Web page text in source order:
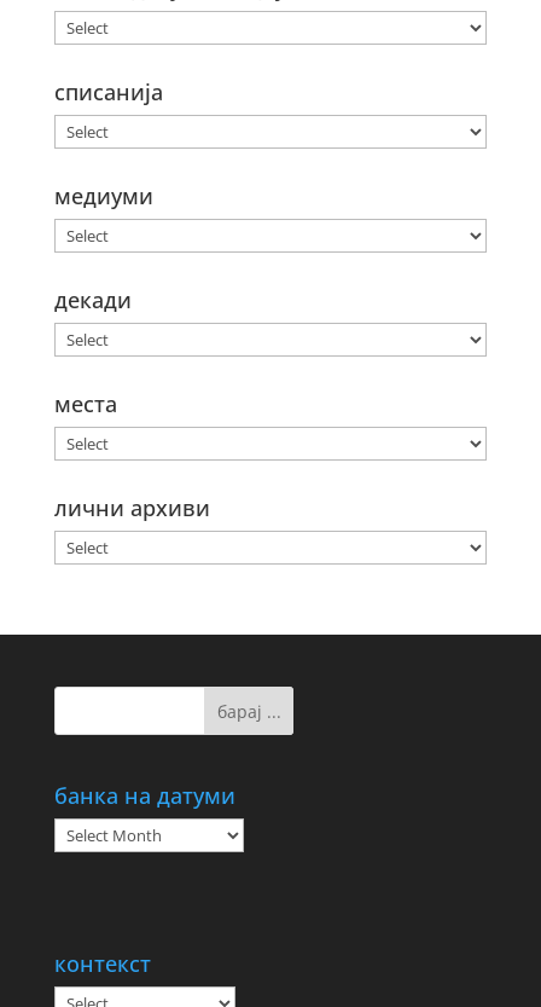
списанија
медиуми
декади
места
лични архиви
банка на датуми
банка
на
контекст